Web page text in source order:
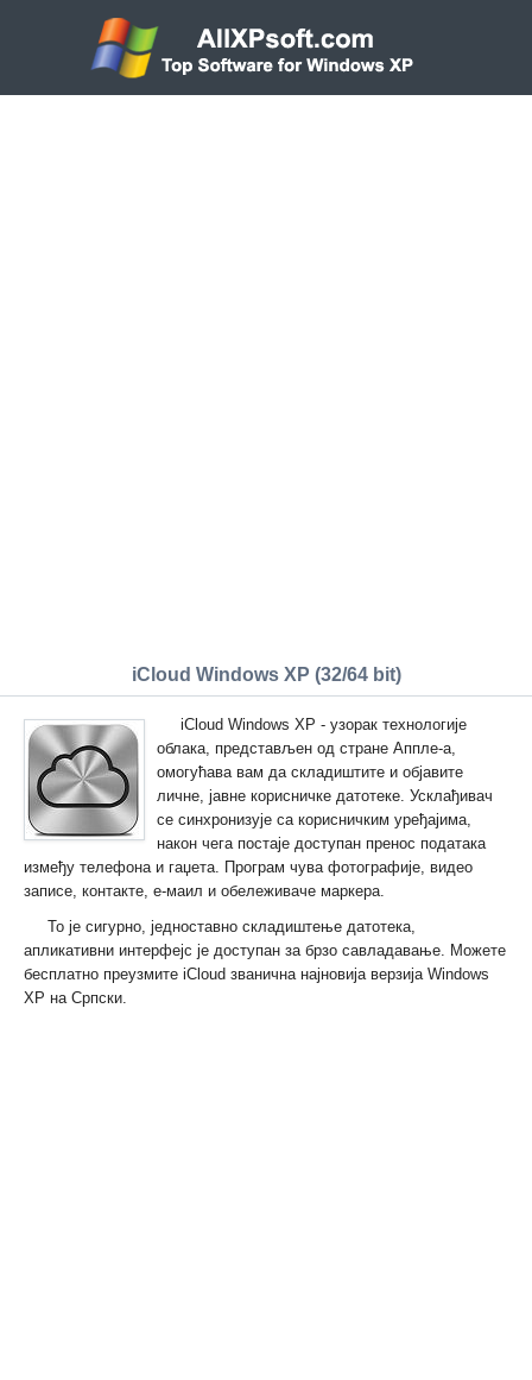
iCloud Windows XP (32/64 bit)
iCloud Windows XP - узорак технологије
облака, представљен од стране Аппле-а,
омогућава вам да складиштите и објавите
личне, јавне корисничке датотеке. Усклађивач
се синхронизује са корисничким уређајима,
након чега постаје доступан пренос података
између телефона и гаџета. Програм чува фотографије, видео
записе, контакте, е-маил и обележиваче маркера.
То је сигурно, једноставно складиштење датотека,
апликативни интерфејс је доступан за брзо савладавање. Можете
бесплатно преузмите iCloud званична најновија верзија Windows
XP на Српски.